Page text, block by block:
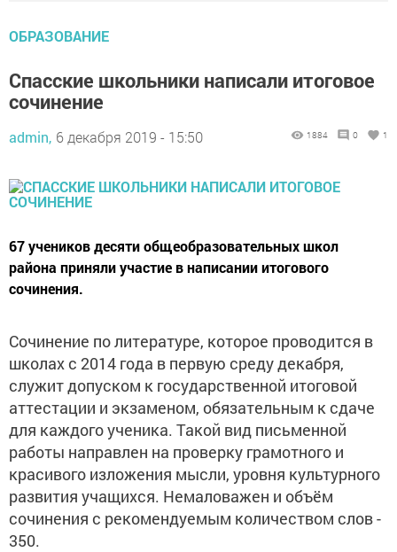
ОБРАЗОВАНИЕ
Спасские школьники написали итоговое
сочинение
admin, 6 декабря 2019 - 15:50 1884 0 1
​​​​​​​67 учеников десяти общеобразовательных школ
района приняли участие в написании итогового
сочинения.
Сочинение по литературе, которое проводится в
школах с 2014 года в первую среду декабря,
служит допуском к государственной итоговой
аттестации и экзаменом, обязательным к сдаче
для каждого ученика. Такой вид письменной
работы направлен на проверку грамотного и
красивого изложения мысли, уровня культурного
развития учащихся. Немаловажен и объём
сочинения с рекомендуемым количеством слов -
350.